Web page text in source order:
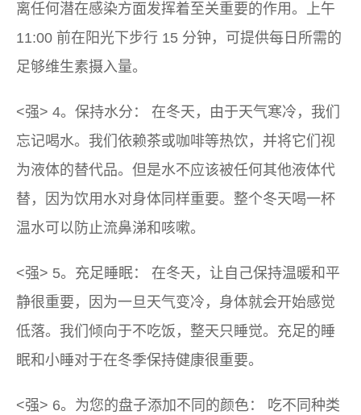
离任何潜在感染方面发挥着至关重要的作用。上午
11:00 前在阳光下步行 15 分钟，可提供每日所需的
足够维生素摄入量。
<强> 4。保持水分： 在冬天，由于天气寒冷，我们
忘记喝水。我们依赖茶或咖啡等热饮，并将它们视
为液体的替代品。但是水不应该被任何其他液体代
替，因为饮用水对身体同样重要。整个冬天喝一杯
温水可以防止流鼻涕和咳嗽。
<强> 5。充足睡眠： 在冬天，让自己保持温暖和平
静很重要，因为一旦天气变冷，身体就会开始感觉
低落。我们倾向于不吃饭，整天只睡觉。充足的睡
眠和小睡对于在冬季保持健康很重要。
<强> 6。为您的盘子添加不同的颜色： 吃不同种类